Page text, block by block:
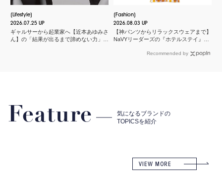
Lifestyle
2026.07.25 UP
ギャルサーから起業家へ【近本あゆみさ
ん】の「結果が出るまで諦めない力」と
Fashion
2026.08.03 UP
【神パンツからリラックスウェアまで】
NaVYリーダーズの『ホテルステイ』に
Recommended by
Feature
気になるブランドの
TOPICSを紹介
VIEW MORE